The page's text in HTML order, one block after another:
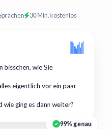
30 Min. kostenlos
bisschen, wie Sie
eigentlich vor ein paar
wie ging es dann weiter?
99% genau